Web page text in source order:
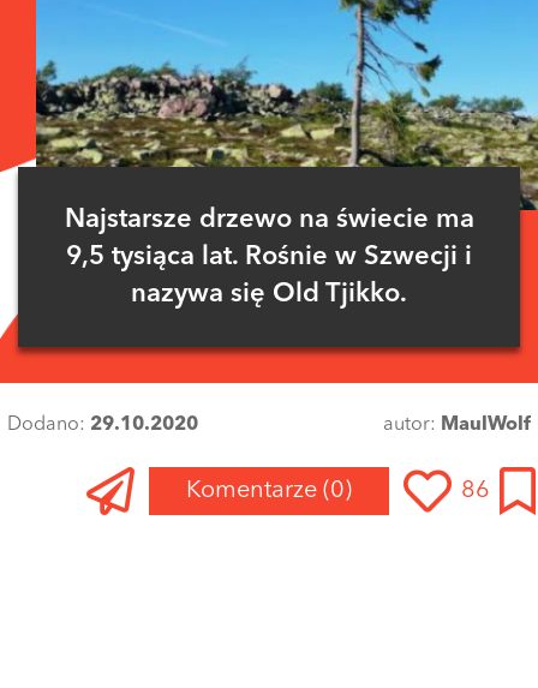
Najstarsze drzewo na świecie ma
9,5 tysiąca lat. Rośnie w Szwecji i
nazywa się Old Tjikko.
Dodano: 29.10.2020 autor: MaulWolf
Komentarze (0) 86